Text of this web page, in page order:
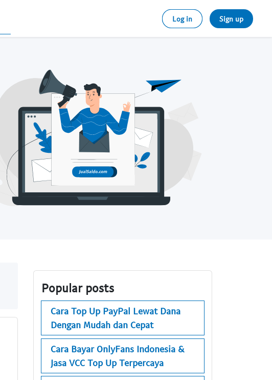
Log in Sign up
Popular posts
Cara Top Up PayPal Lewat Dana
Dengan Mudah dan Cepat
Cara Bayar OnlyFans Indonesia &
Jasa VCC Top Up Terpercaya